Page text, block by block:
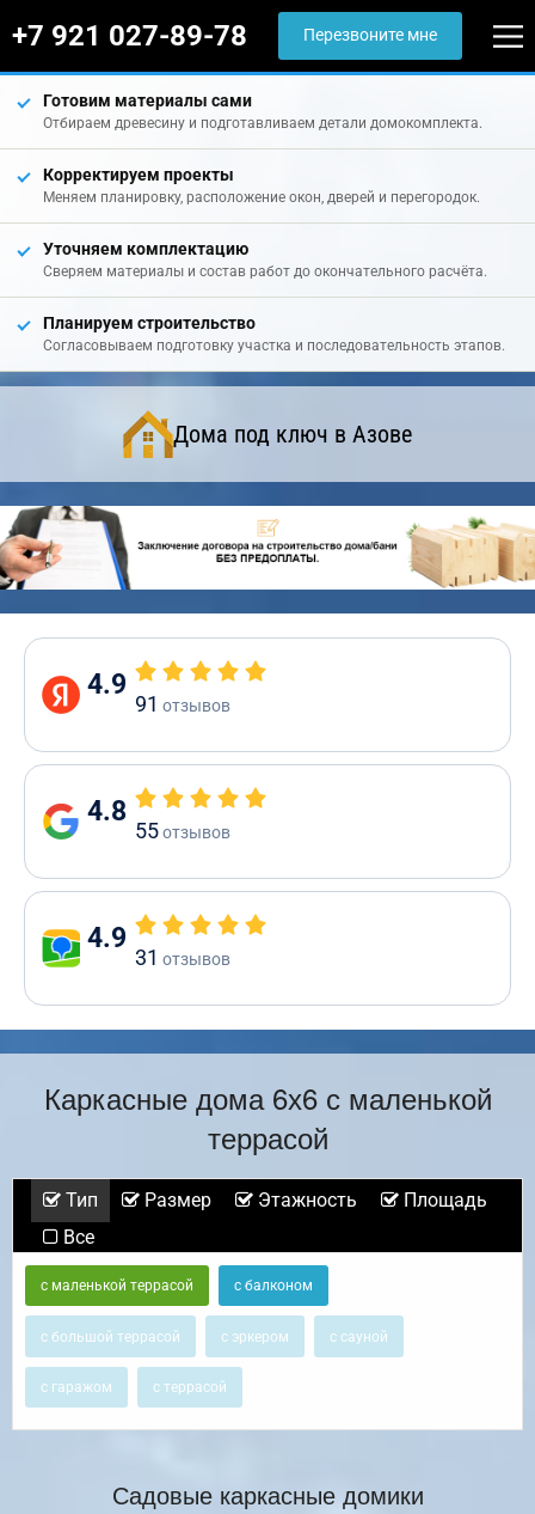
+7 921 027-89-78 Перезвоните мне
Готовим материалы сами
Отбираем древесину и подготавливаем детали домокомплекта.
Корректируем проекты
Меняем планировку, расположение окон, дверей и перегородок.
Уточняем комплектацию
Сверяем материалы и состав работ до окончательного расчёта.
Планируем строительство
Согласовываем подготовку участка и последовательность этапов.
Дома под ключ в Азове
4.9
91 отзывов
4.8
55отзывов
4.9
31 отзывов
Каркасные дома 6х6 с маленькой
террасой
Тип Размер Этажность
Площадь
Все
с маленькой террасой с балконом
с большой террасой с эркером с сауной
с гаражом с террасой
Садовые каркасные домики